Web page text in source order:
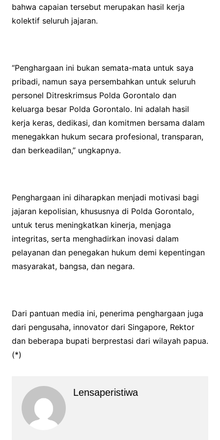
bahwa capaian tersebut merupakan hasil kerja
kolektif seluruh jajaran.
“Penghargaan ini bukan semata-mata untuk saya
pribadi, namun saya persembahkan untuk seluruh
personel Ditreskrimsus Polda Gorontalo dan
keluarga besar Polda Gorontalo. Ini adalah hasil
kerja keras, dedikasi, dan komitmen bersama dalam
menegakkan hukum secara profesional, transparan,
dan berkeadilan,” ungkapnya.
Penghargaan ini diharapkan menjadi motivasi bagi
jajaran kepolisian, khususnya di Polda Gorontalo,
untuk terus meningkatkan kinerja, menjaga
integritas, serta menghadirkan inovasi dalam
pelayanan dan penegakan hukum demi kepentingan
masyarakat, bangsa, dan negara.
Dari pantuan media ini, penerima penghargaan juga
dari pengusaha, innovator dari Singapore, Rektor
dan beberapa bupati berprestasi dari wilayah papua.
(*)
Lensaperistiwa